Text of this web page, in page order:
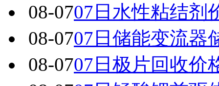
08-0707日水性粘结剂
08-0707日储能变流器
08-0707日极片回收价